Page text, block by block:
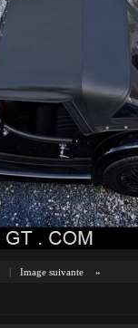
| Image suivante »